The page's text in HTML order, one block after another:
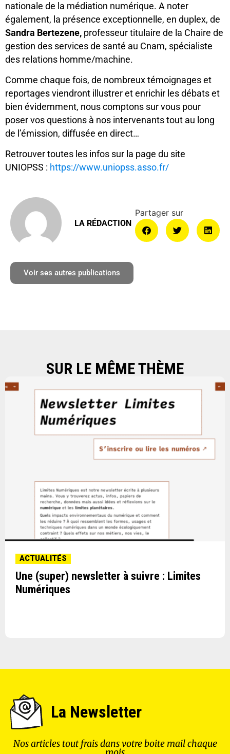
nationale de la médiation numérique. A noter
également, la présence exceptionnelle, en duplex, de
Sandra Bertezene, professeur titulaire de la Chaire de
gestion des services de santé au Cnam, spécialiste
des relations homme/machine.
Comme chaque fois, de nombreux témoignages et
reportages viendront illustrer et enrichir les débats et
bien évidemment, nous comptons sur vous pour
poser vos questions à nos intervenants tout au long
de l’émission, diffusée en direct…
Retrouver toutes les infos sur la page du site
UNIOPSS : https://www.uniopss.asso.fr/
LA RÉDACTION
Voir ses autres publications
SUR LE MÊME THÈME
ACTUALITÉS
Une (super) newsletter à suivre : Limites
Numériques
La Newsletter
Nos articles tout frais dans votre boite mail chaque